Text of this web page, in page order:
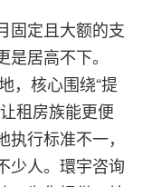
固定且大额的支
居高不下。
，核心围绕“提
租房族能更便
行标准不一，
少人。環宇咨询